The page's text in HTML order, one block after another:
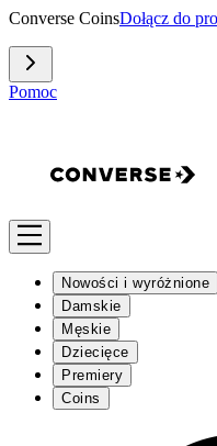
Converse CoinsDołącz do
Pomoc
Nowości i wyróżnione
Damskie
Męskie
Dziecięce
Premiery
Coins